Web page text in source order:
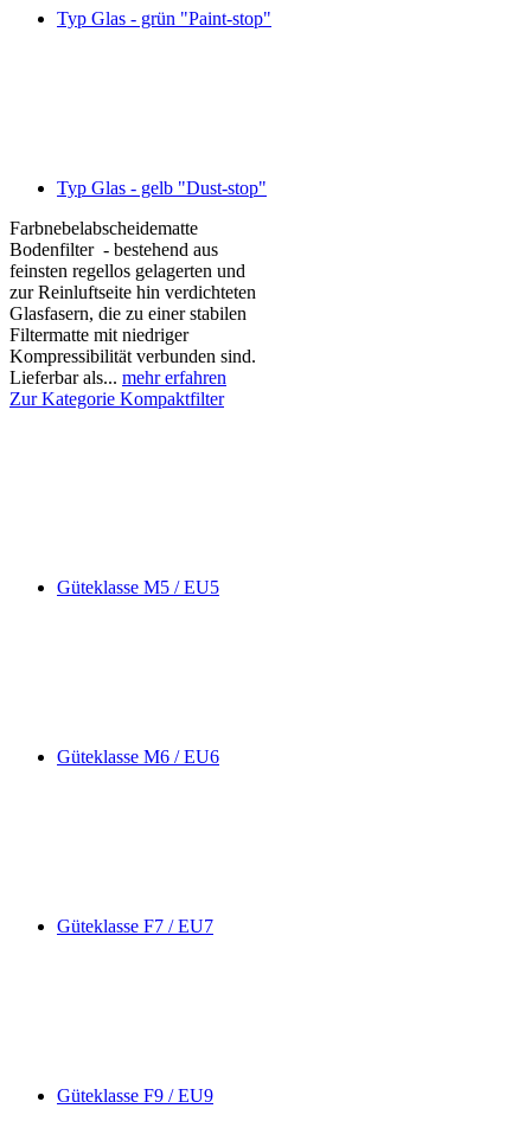
Typ Glas - grün "Paint-stop"
Typ Glas - gelb "Dust-stop"
Farbnebelabscheidematte
Bodenfilter - bestehend aus
feinsten regellos gelagerten und
zur Reinluftseite hin verdichteten
Glasfasern, die zu einer stabilen
Filtermatte mit niedriger
Kompressibilität verbunden sind.
Lieferbar als... mehr erfahren
Zur Kategorie Kompaktfilter
Güteklasse M5 / EU5
Güteklasse M6 / EU6
Güteklasse F7 / EU7
Güteklasse F9 / EU9